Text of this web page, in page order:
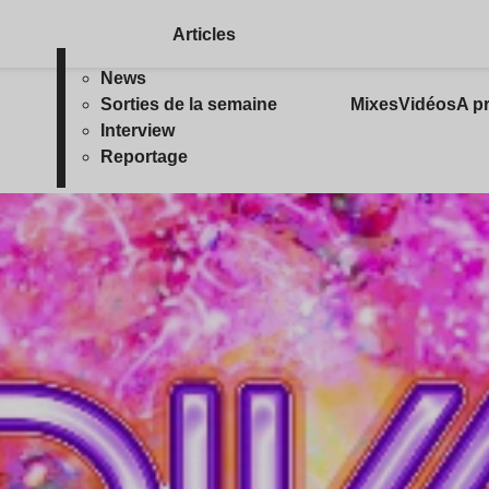
Articles
News
Sorties de la semaine
Interview
Reportage
MixesVidéosA